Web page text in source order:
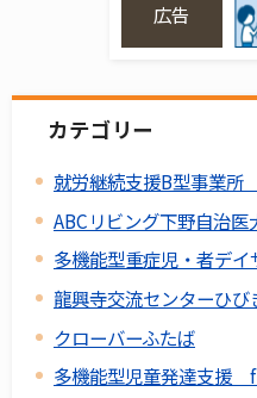
広告
カテゴリー
就労継続支援B型事業
ABCリビング下野自治医
多機能型重症児・者デ
龍興寺交流センターひび
クローバーふたば
多機能型児童発達支援